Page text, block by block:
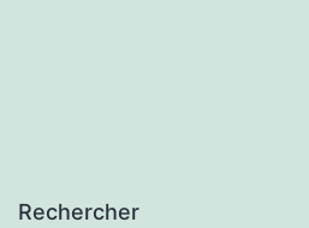
Rechercher